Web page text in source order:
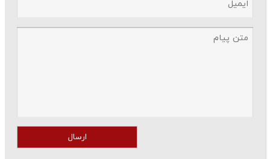
ارسال